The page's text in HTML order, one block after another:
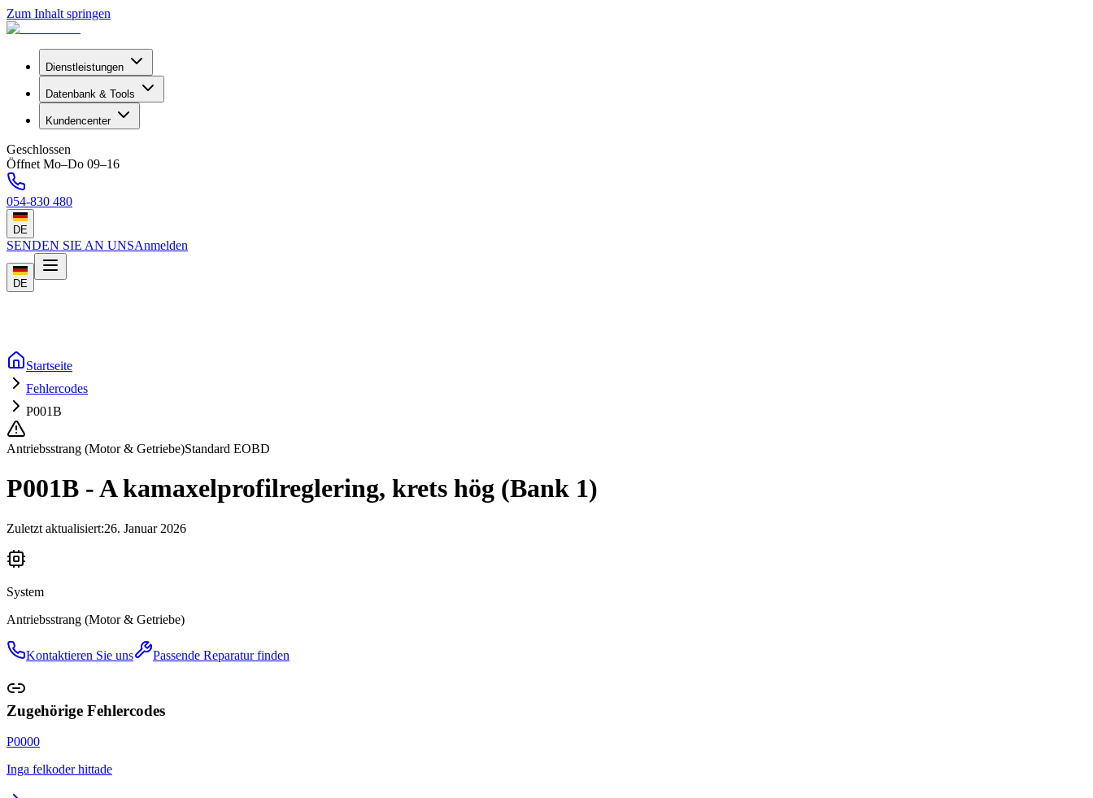
Zum Inhalt springen
Dienstleistungen
Datenbank & Tools
Kundencenter
Geschlossen
Öffnet Mo–Do 09–16
054-830 480
DE
SENDEN SIE AN UNSAnmelden
DE
Startseite
Fehlercodes
P001B
Antriebsstrang (Motor & Getriebe)Standard EOBD
P001B - A kamaxelprofilreglering, krets hög (Bank 1)
Zuletzt aktualisiert:26. Januar 2026
System
Antriebsstrang (Motor & Getriebe)
Kontaktieren Sie uns Passende Reparatur finden
Zugehörige Fehlercodes
P0000
Inga felkoder hittade